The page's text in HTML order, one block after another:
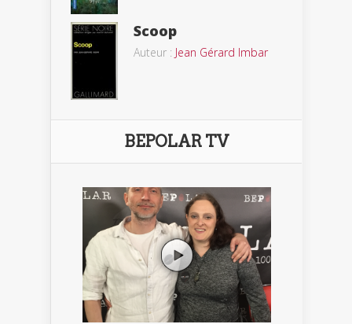
Scoop
Auteur : Jean Gérard Imbar
BEPOLAR TV